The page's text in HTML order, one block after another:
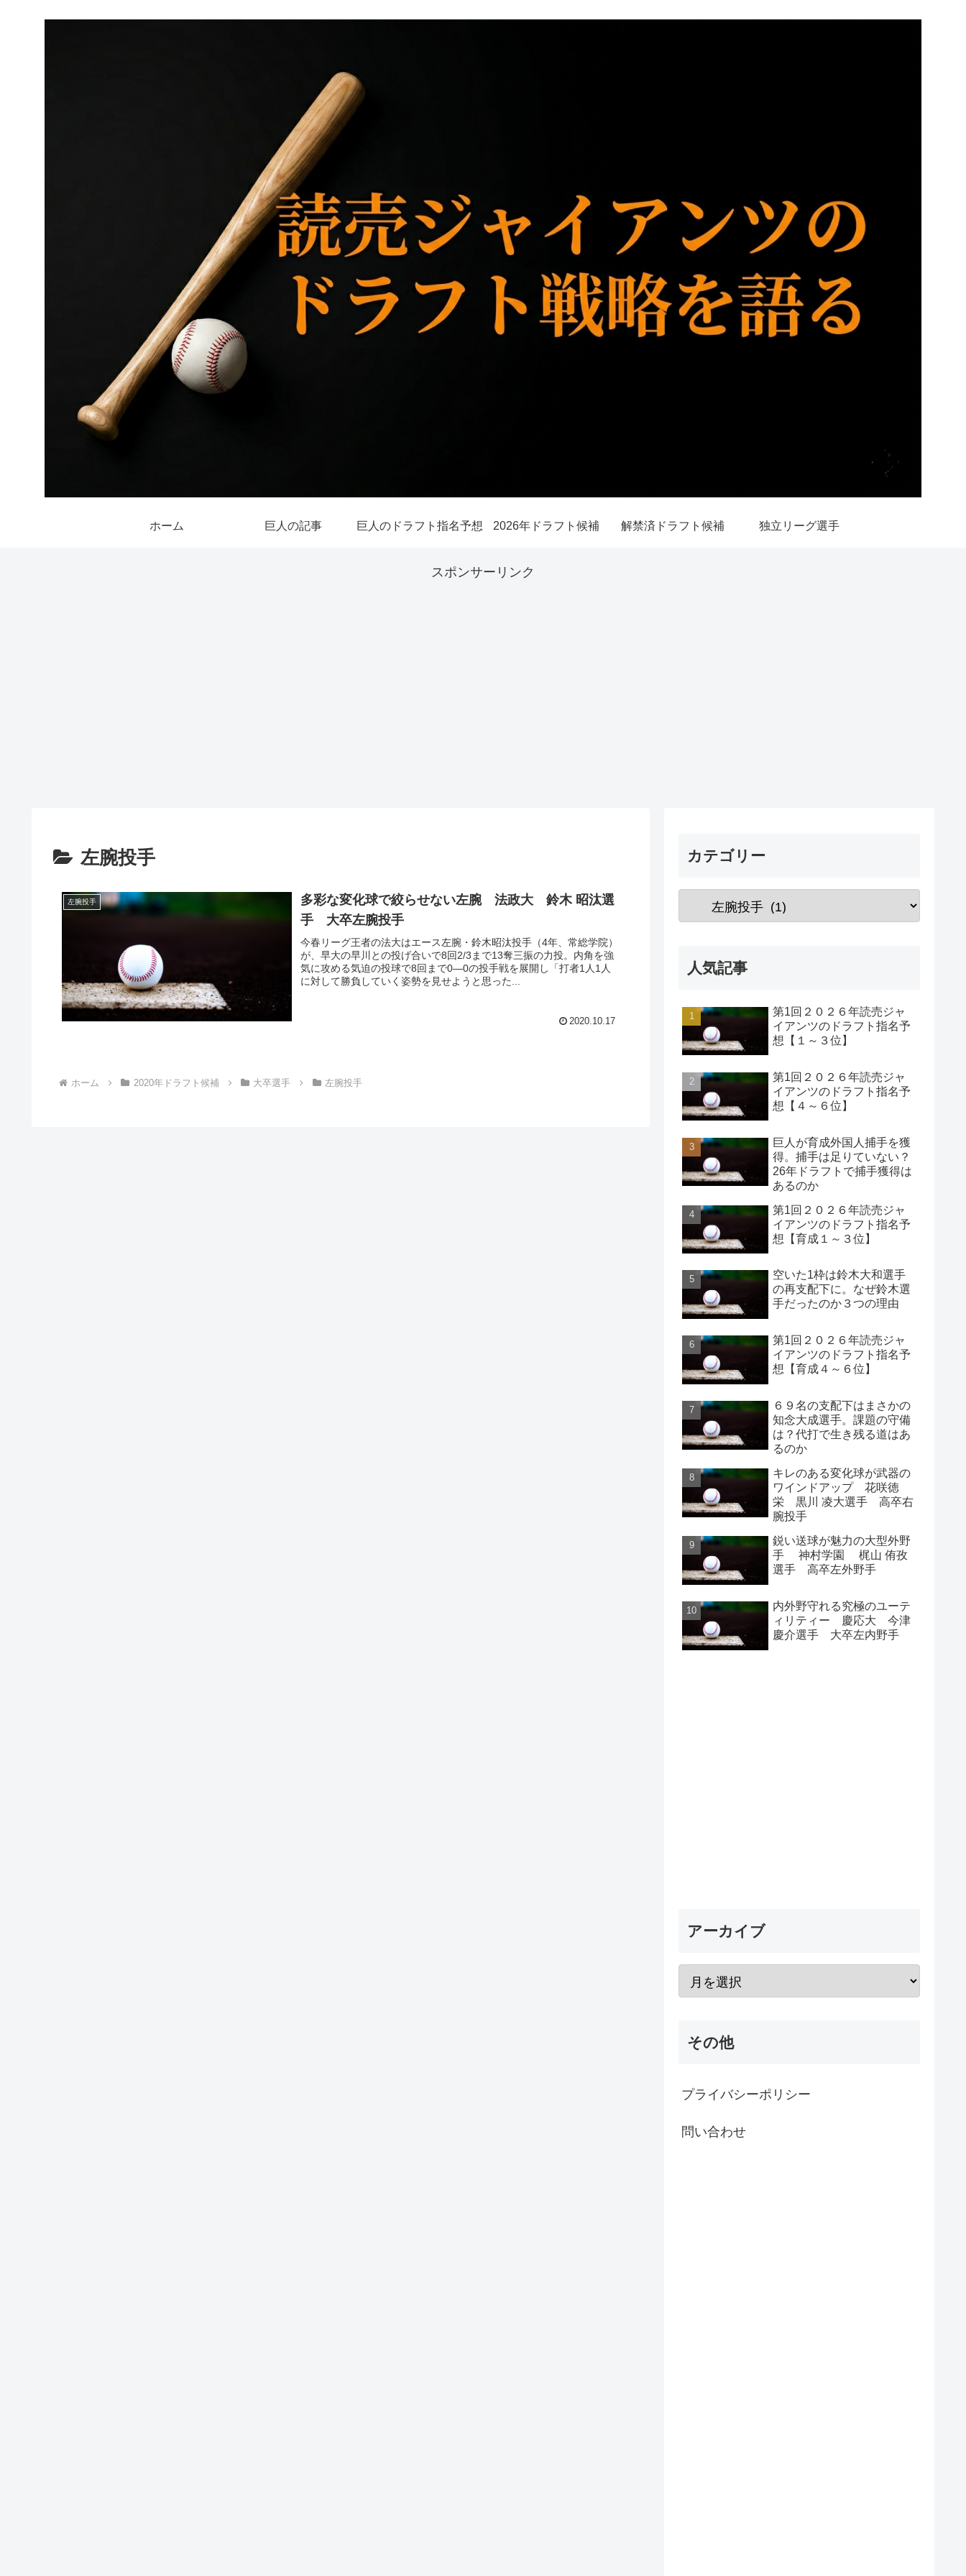
ホーム 巨人の記事 巨人のドラフト指名予想 2026年ドラフト候補 解禁済ドラフト候補 独立リーグ選手
スポンサーリンク
左腕投手
左腕投手
多彩な変化球で絞らせない左腕 法政大 鈴木 昭汰選
手 大卒左腕投手
今春リーグ王者の法大はエース左腕・鈴木昭汰投手（4年、常総学院）
が、早大の早川との投げ合いで8回2/3まで13奪三振の力投。内角を強
気に攻める気迫の投球で8回まで0―0の投手戦を展開し「打者1人1人
に対して勝負していく姿勢を見せようと思った...
2020.10.17
ホーム 2020年ドラフト候補 大卒選手 左腕投手
カテゴリー
人気記事
第1回２０２６年読売ジャ
イアンツのドラフト指名予
想【１～３位】
第1回２０２６年読売ジャ
イアンツのドラフト指名予
想【４～６位】
巨人が育成外国人捕手を獲
得。捕手は足りていない？
26年ドラフトで捕手獲得は
あるのか
第1回２０２６年読売ジャ
イアンツのドラフト指名予
想【育成１～３位】
空いた1枠は鈴木大和選手
の再支配下に。なぜ鈴木選
手だったのか３つの理由
第1回２０２６年読売ジャ
イアンツのドラフト指名予
想【育成４～６位】
６９名の支配下はまさかの
知念大成選手。課題の守備
は？代打で生き残る道はあ
るのか
キレのある変化球が武器の
ワインドアップ 花咲徳
栄 黒川 凌大選手 高卒右
腕投手
鋭い送球が魅力の大型外野
手 神村学園 梶山 侑孜
選手 高卒左外野手
内外野守れる究極のユーテ
ィリティー 慶応大 今津
慶介選手 大卒左内野手
アーカイブ
その他
プライバシーポリシー
問い合わせ